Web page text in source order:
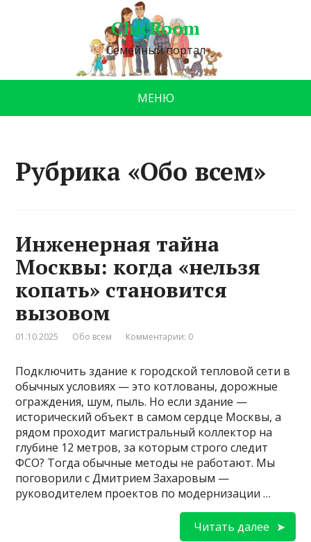
ChicRoom
Семейный портал
МЕНЮ
Рубрика «Обо всем»
Инженерная тайна
Москвы: когда «нельзя
копать» становится
вызовом
01.10.2025 Обо всем Комментарии: 0
Подключить здание к городской тепловой сети в
обычных условиях — это котлованы, дорожные
ограждения, шум, пыль. Но если здание —
исторический объект в самом сердце Москвы, а
рядом проходит магистральный коллектор на
глубине 12 метров, за которым строго следит
ФСО? Тогда обычные методы не работают. Мы
поговорили с Дмитрием Захаровым —
руководителем проектов по модернизации …
Читать далее